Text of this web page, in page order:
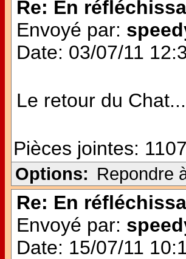
Re: En
Envoyé par:
Date: 03/07/11
Le retour du Chat...
Pièces jointes:
Options: Repondre
Re: En
Envoyé par:
Date: 15/07/11